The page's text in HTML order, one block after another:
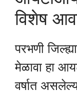
विशेष
परभणी
मेळावा हा
वर्षात